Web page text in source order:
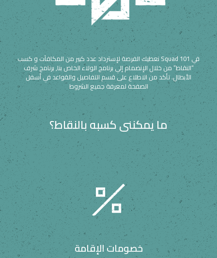
في Squad 101 نعطيك الفرصة لإسترداد عدد كبير من المكافآت و كسب
“النقاط” من خلال الإنضمام إلي برنامج الولاء الخاص بنا, برنامج شرف
الأبطال. تأكد من الاطلاع على قسم التفاصيل والقواعد في أسفل
الصفحة لمعرفة جميع الشروط
ما يمكننى كسبه بالنقاط؟
خصومات الإقامة